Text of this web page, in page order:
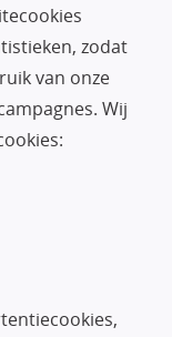
zodat
van onze
Wij